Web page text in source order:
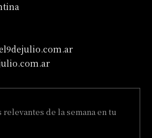
de la semana en tu